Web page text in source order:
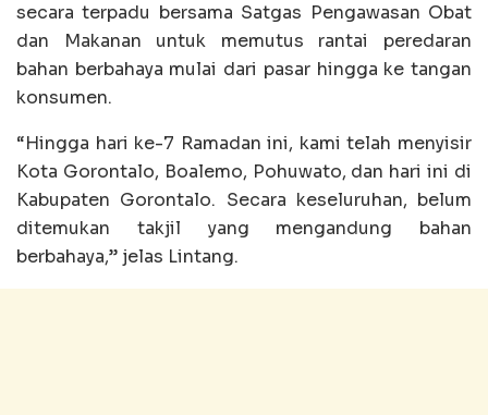
secara terpadu bersama Satgas Pengawasan Obat
dan Makanan untuk memutus rantai peredaran
bahan berbahaya mulai dari pasar hingga ke tangan
konsumen.
“Hingga hari ke-7 Ramadan ini, kami telah menyisir
Kota Gorontalo, Boalemo, Pohuwato, dan hari ini di
Kabupaten Gorontalo. Secara keseluruhan, belum
ditemukan takjil yang mengandung bahan
berbahaya,” jelas Lintang.